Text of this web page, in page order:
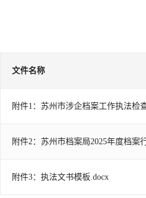
文件名称
附件1：苏州市涉企档案工作执法检
附件2：苏州市档案局2025年度档案
附件3：执法文书模板.docx